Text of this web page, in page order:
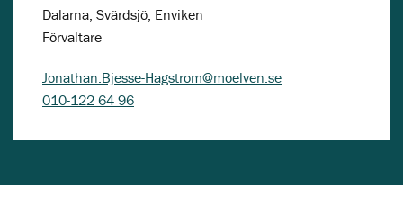
Dalarna, Svärdsjö, Enviken
Förvaltare
Jonathan.Bjesse-Hagstrom@moelven.se
010-122 64 96